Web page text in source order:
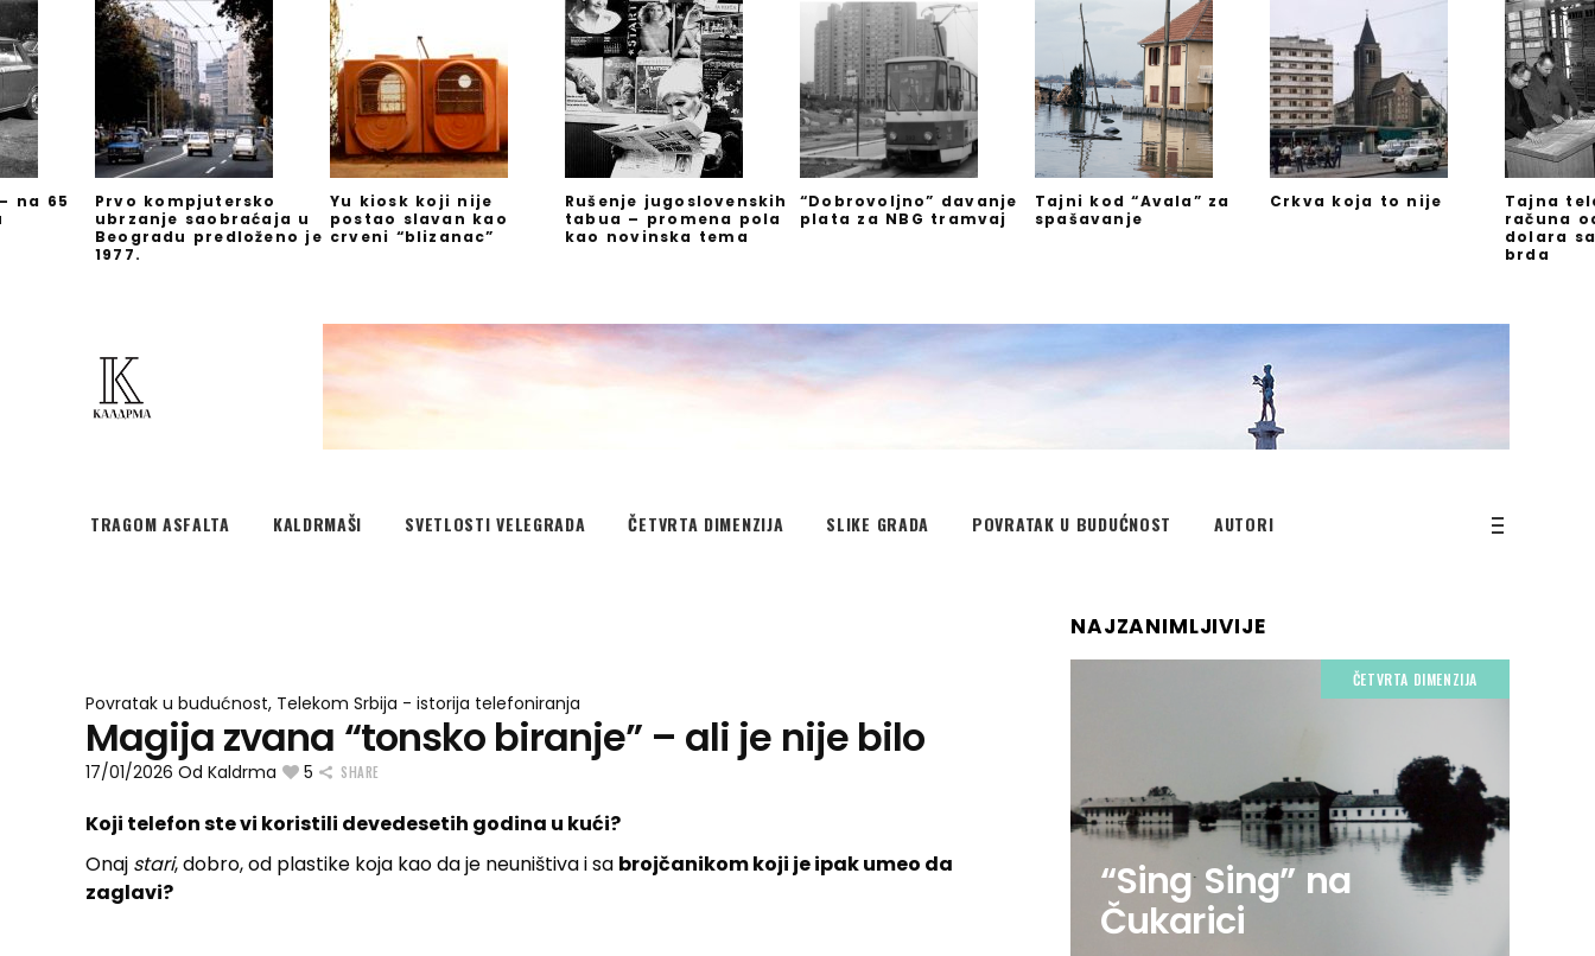
na 65
Prvo kompjutersko
ubrzanje saobraćaja u
Beogradu predloženo je
1977.
Yu kiosk koji nije
postao slavan kao
crveni “blizanac”
Rušenje jugoslovenskih
tabua – promena pola
kao novinska tema
“Dobrovoljno” davanje
plata za NBG tramvaj
Tajni kod “Avala” za
spašavanje
Crkva koja to nije
Tajna
računa
dolara
brda
TRAGOM ASFALTA KALDRMAŠI SVETLOSTI VELEGRADA ČETVRTA DIMENZIJA SLIKE GRADA POVRATAK U BUDUĆNOST AUTORI
Povratak u budućnost, Telekom Srbija - istorija telefoniranja
Magija zvana “tonsko biranje” – ali je nije bilo
17/01/2026 Od Kaldrma 5 SHARE
Koji telefon ste vi koristili devedesetih godina u kući?
Onaj stari, dobro, od plastike koja kao da je neuništiva i sa brojčanikom koji je ipak umeo da
zaglavi?
NAJZANIMLJIVIJE
ČETVRTA DIMENZIJA
“Sing Sing” na
Čukarici